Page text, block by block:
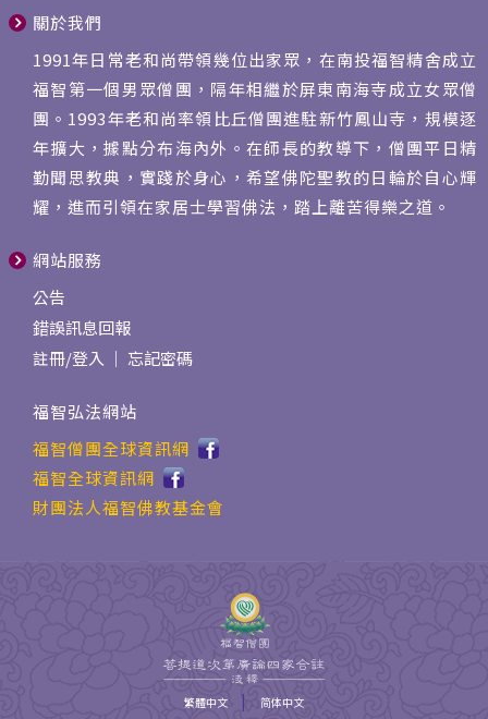
關於我們
1991年日常老和尚帶領幾位出家眾，在南投福智精舍成立
福智第一個男眾僧團，隔年相繼於屏東南海寺成立女眾僧
團。1993年老和尚率領比丘僧團進駐新竹鳳山寺，規模逐
年擴大，據點分布海內外。在師長的教導下，僧團平日精
勤聞思教典，實踐於身心，希望佛陀聖教的日輪於自心輝
耀，進而引領在家居士學習佛法，踏上離苦得樂之道。
網站服務
公告
錯誤訊息回報
註冊/登入 ｜ 忘記密碼
福智弘法網站
福智僧團全球資訊網
福智全球資訊網
財團法人福智佛教基金會
繁體中文 | 简体中文